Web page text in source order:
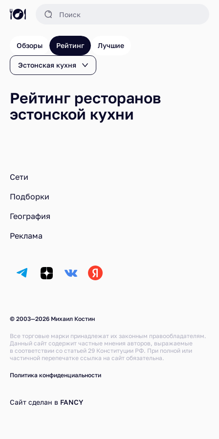
Обзоры Рейтинг Лучшие
Эстонская кухня
Рейтинг ресторанов
эстонской кухни
© 2003—2026 Михаил Костин
Все торговые марки принадлежат их законным правообладателям.
Данный сайт содержит частные мнения авторов, выражаемые
в соответствии со статьей 29 Конституции РФ. При полной или
частичной перепечатке ссылка на сайт обязательна.
Политика конфиденциальности
Сети
Подборки
География
Реклама
Сайт сделан в FANCY